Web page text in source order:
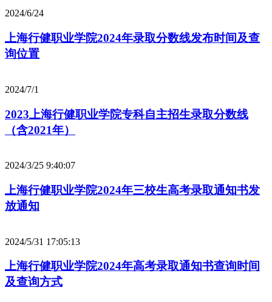
2024/6/24
上海行健职业学院2024年录取分数线发布时间及查
询位置
2024/7/1
2023上海行健职业学院专科自主招生录取分数线
（含2021年）
2024/3/25 9:40:07
上海行健职业学院2024年三校生高考录取通知书发
放通知
2024/5/31 17:05:13
上海行健职业学院2024年高考录取通知书查询时间
及查询方式